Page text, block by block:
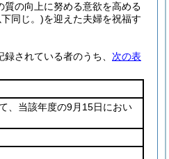
の向上に努める意欲を高める
同じ。)を迎えた夫婦を祝福す
されている者のうち、 次の表
、当該年度の9月15日におい